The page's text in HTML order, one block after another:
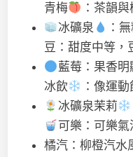
青梅
：茶韻
冰礦泉
：
豆：甜度中等，
藍莓：果香
冰飲
：像運
冰礦泉茉莉
可樂：可樂
橘汽：柳橙汽水